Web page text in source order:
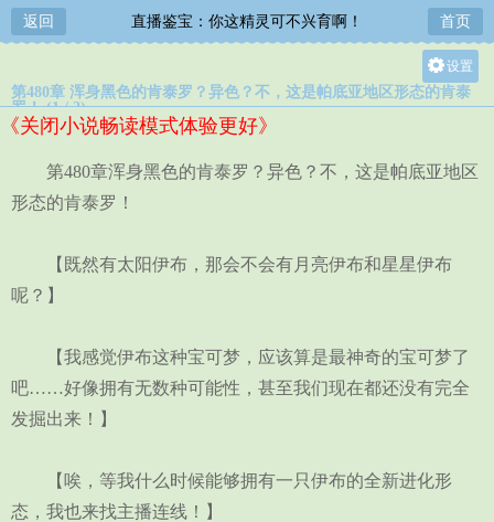
返回 直播鉴宝：你这精灵可不兴育啊！ 首页
设置
关灯
中
第480章 浑身黑色的肯泰罗？异色？不，这是帕底亚地区形态的肯泰
罗！ (1 / 2)
《关闭小说畅读模式体验更好》
第480章浑身黑色的肯泰罗？异色？不，这是帕底亚地区
形态的肯泰罗！
【既然有太阳伊布，那会不会有月亮伊布和星星伊布
呢？】
【我感觉伊布这种宝可梦，应该算是最神奇的宝可梦了
吧……好像拥有无数种可能性，甚至我们现在都还没有完全
发掘出来！】
【唉，等我什么时候能够拥有一只伊布的全新进化形
态，我也来找主播连线！】